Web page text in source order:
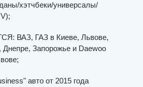
хэтчбеки/универсалы/
ВАЗ, ГАЗ в Киеве, Львове,
Запорожье и Daewoo
авто от 2015 года